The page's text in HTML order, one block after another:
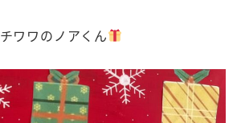
チワワのノアくん